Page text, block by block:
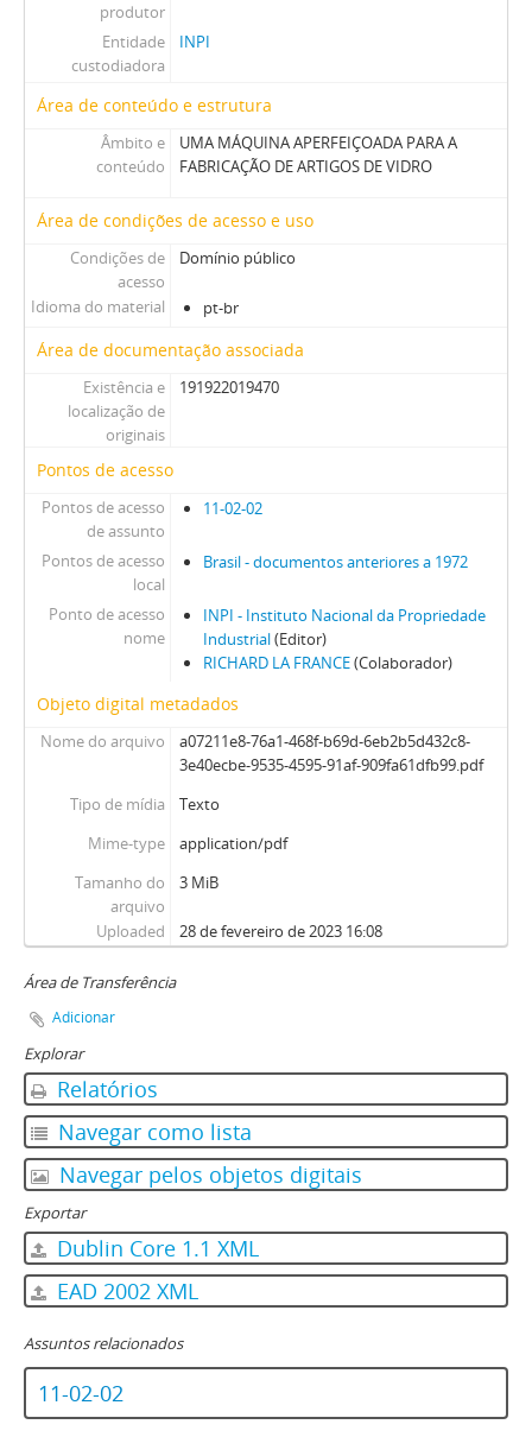
produtor
Entidade
custodiadora
INPI
Área de conteúdo e estrutura
Âmbito e
conteúdo
UMA MÁQUINA APERFEIÇOADA PARA A
FABRICAÇÃO DE ARTIGOS DE VIDRO
Área de condições de acesso e uso
Condições de
acesso
Domínio público
Idioma do material pt-br
Área de documentação associada
Existência e
localização de
originais
191922019470
Pontos de acesso
Pontos de acesso
de assunto
11-02-02
Pontos de acesso
local
Brasil - documentos anteriores a 1972
Ponto de acesso
nome
INPI - Instituto Nacional da Propriedade
Industrial(Editor)
RICHARD LA FRANCE(Colaborador)
Objeto digital metadados
Nome do arquivo
a07211e8-76a1-468f-b69d-6eb2b5d432c8-
3e40ecbe-9535-4595-91af-909fa61dfb99.pdf
Tipo de mídia
Texto
Mime-type
application/pdf
Tamanho do
arquivo
3 MiB
Uploaded 28 de fevereiro de 2023 16:08
Área de Transferência
Adicionar
Explorar
Relatórios
Navegar como lista
Navegar pelos objetos digitais
Exportar
Dublin Core 1.1 XML
EAD 2002 XML
Assuntos relacionados
11-02-02